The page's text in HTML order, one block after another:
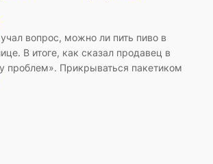
вопрос, можно ли пить пиво в
В итоге, как сказал продавец в
проблем». Прикрываться пакетиком